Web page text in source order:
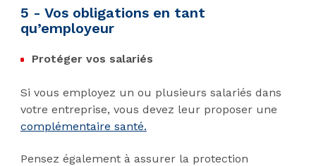
5 - Vos obligations en tant
qu’employeur
Protéger vos salariés
Si vous employez un ou plusieurs salariés dans
votre entreprise, vous devez leur proposer une
complémentaire santé.
Pensez également à assurer la protection